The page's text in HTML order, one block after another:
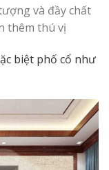
và đầy chất
thêm thú vị
biệt phố cổ như